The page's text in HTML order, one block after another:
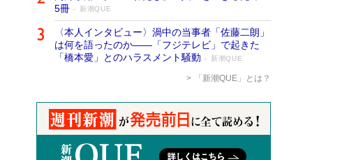
5冊
新潮QUE
〈本人インタビュー〉渦中の当事者「佐藤二朗」
は何を語ったのか――「フジテレビ」で起きた
「橋本愛」とのハラスメント騒動
新潮QUE
「新潮QUE」とは？